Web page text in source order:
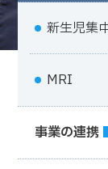
新生児集
MRI
事業の連携